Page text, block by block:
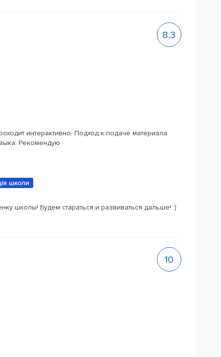
8.3
интерактивно. Подход к подаче материала
Рекомендую .
школи
школы! Будем стараться и развиваться дальше! :)
10